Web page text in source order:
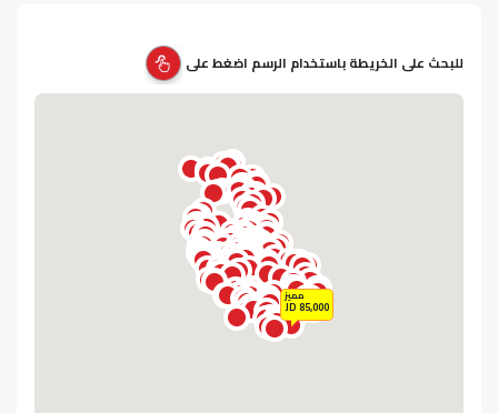
للبحث على الخريطة باستخدام الرسم اضغط على
مميز
85,000 JD